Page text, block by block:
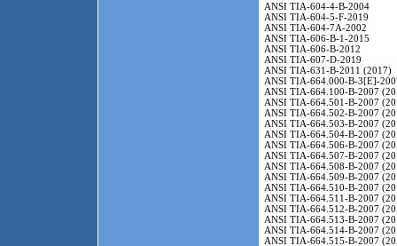
ANSI TIA-604-4-B-2004
ANSI TIA-604-5-F-2019
ANSI TIA-604-7A-2002
ANSI TIA-606-B-1-2015
ANSI TIA-606-B-2012
ANSI TIA-607-D-2019
ANSI TIA-631-B-2011 (2017)
ANSI TIA-664.000-B-3[E]-
ANSI TIA-664.100-B-2007
ANSI TIA-664.501-B-2007
ANSI TIA-664.502-B-2007
ANSI TIA-664.503-B-2007
ANSI TIA-664.504-B-2007
ANSI TIA-664.506-B-2007
ANSI TIA-664.507-B-2007
ANSI TIA-664.508-B-2007
ANSI TIA-664.509-B-2007
ANSI TIA-664.510-B-2007
ANSI TIA-664.511-B-2007
ANSI TIA-664.512-B-2007
ANSI TIA-664.513-B-2007
ANSI TIA-664.514-B-2007
ANSI TIA-664.515-B-2007